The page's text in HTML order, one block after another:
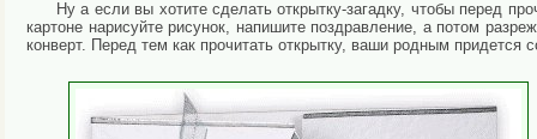
Ну а если вы хотите сделать открытку-загадку, чтобы перед
картоне нарисуйте рисунок, напишите поздравление, а потом
конверт. Перед тем как прочитать открытку, ваши родным придется